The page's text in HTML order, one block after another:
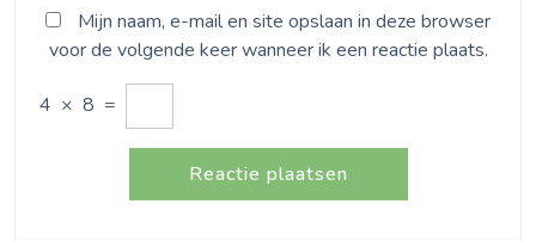
Mijn naam, e-mail en site opslaan in deze browser
voor de volgende keer wanneer ik een reactie plaats.
4 × 8 =